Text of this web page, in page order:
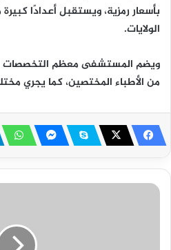
بأسعار رمزية، ويستقبل أعدادًا
الولايات.
ويضم المستشفى معظم التخصصات
من الأطباء المختصين، كما يجري